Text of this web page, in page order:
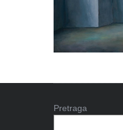
Pretraga